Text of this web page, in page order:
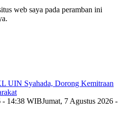
web saya pada peramban ini
UIN Syahada, Dorong Kemitraan
- 14:38 WIBJumat, 7 Agustus 2026 -